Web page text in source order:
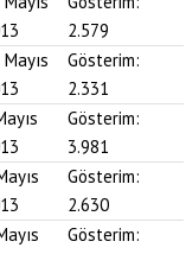
2.579
Gösterim:
2.331
Gösterim:
3.981
Gösterim:
2.630
Gösterim: